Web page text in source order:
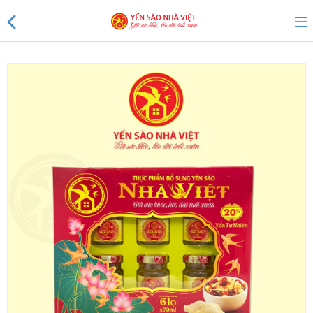
Yến Tổ Nhà Việt
Yến sào Nhà Việt 20%
Yến sào Nhà Việt 18%
Yến sào Nhà Việt 15%